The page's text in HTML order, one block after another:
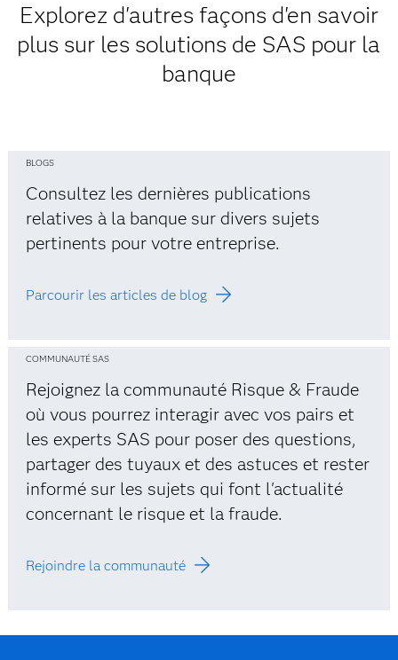
Explorez d'autres façons d'en savoir
plus sur les solutions de SAS pour la
banque
BLOGS
Consultez les dernières publications
relatives à la banque sur divers sujets
pertinents pour votre entreprise.
Parcourir les articles de blog
COMMUNAUTÉ SAS
Rejoignez la communauté Risque & Fraude
où vous pourrez interagir avec vos pairs et
les experts SAS pour poser des questions,
partager des tuyaux et des astuces et rester
informé sur les sujets qui font l'actualité
concernant le risque et la fraude.
Rejoindre la communauté